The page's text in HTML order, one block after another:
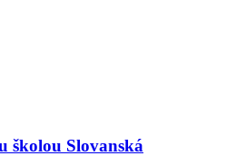
školou Slovanská